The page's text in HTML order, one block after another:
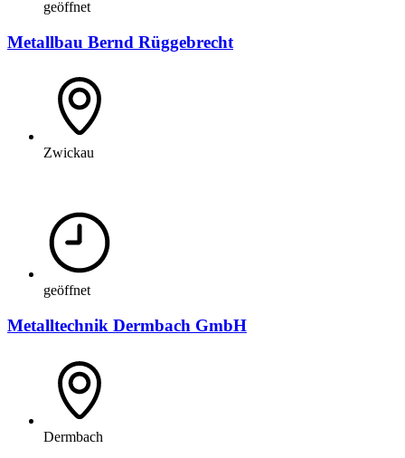
geöffnet
Metallbau Bernd Rüggebrecht
Zwickau
geöffnet
Metalltechnik Dermbach GmbH
Dermbach